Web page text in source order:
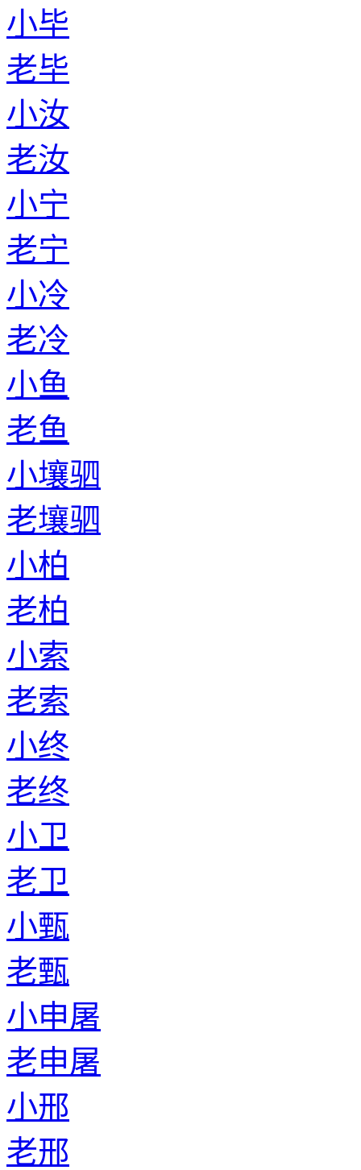
小毕
老毕
小汝
老汝
小宁
老宁
小冷
老冷
小鱼
老鱼
小壤驷
老壤驷
小柏
老柏
小索
老索
小终
老终
小卫
老卫
小甄
老甄
小申屠
老申屠
小邢
老邢